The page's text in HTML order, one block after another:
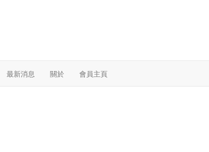
最新消息 關於 會員主頁